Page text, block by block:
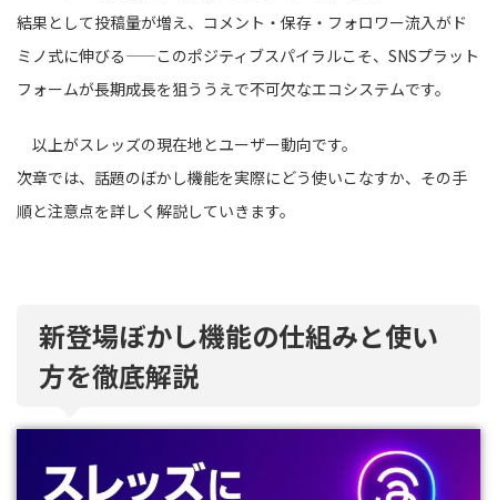
結果として投稿量が増え、コメント・保存・フォロワー流入がド
ミノ式に伸びる——このポジティブスパイラルこそ、SNSプラット
フォームが長期成長を狙ううえで不可欠なエコシステムです。
以上がスレッズの現在地とユーザー動向です。
次章では、話題のぼかし機能を実際にどう使いこなすか、その手
順と注意点を詳しく解説していきます。
新登場ぼかし機能の仕組みと使い
方を徹底解説